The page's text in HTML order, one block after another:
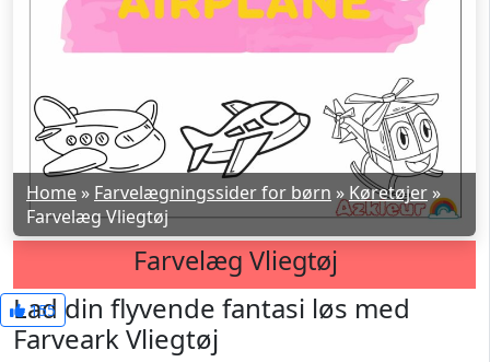
Home » Farvelægningssider for børn » Køretøjer »
Farvelæg Vliegtøj
Farvelæg Vliegtøj
155
Lad din flyvende fantasi løs med
Farveark Vliegtøj